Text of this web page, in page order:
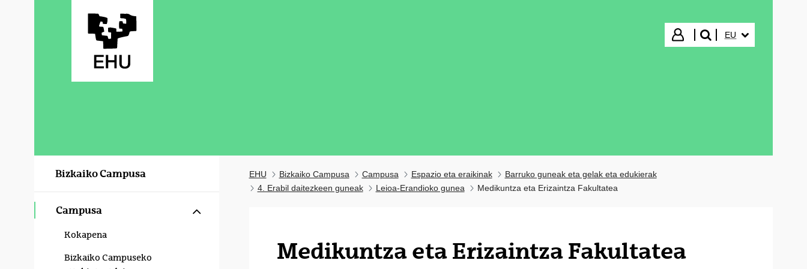
Hasi saioa
bilatu"
EU
Bizkaiko Campusa
Campusa Erakutsi/izkutatu azpiorriak
Kokapena
Bizkaiko Campuseko
EHU Bizkaiko Campusa Campusa Espazio eta eraikinak
Barruko guneak eta gelak eta edukierak
4. Erabil daitezkeen guneak
Leioa-Erandioko gunea Medikuntza eta Erizaintza Fakultatea
Medikuntza eta Erizaintza Fakultatea